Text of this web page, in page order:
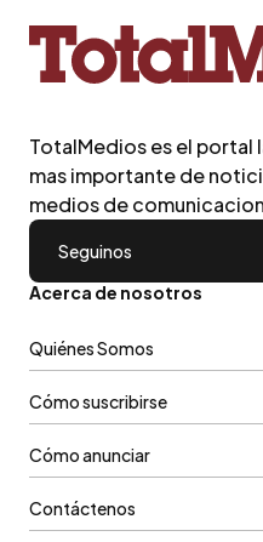
TotalMedios es el portal
mas importante de
medios de
Seguinos
Acerca de nosotros
Quiénes Somos
Cómo suscribirse
Cómo anunciar
Contáctenos